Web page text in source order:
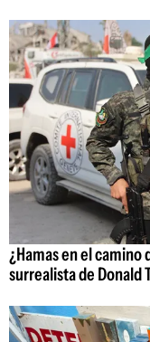
¿Hamas en el camino
surrealista de Donald